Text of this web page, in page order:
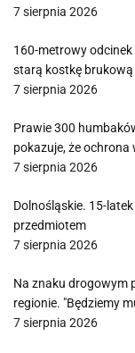
7 sierpnia 2026
160-metrowy
starą kostkę brukową
7 sierpnia 2026
Prawie 300
pokazuje, że ochrona
7 sierpnia 2026
Dolnośląskie. 15-
przedmiotem
7 sierpnia 2026
Na znaku drogowym
regionie. "Będziemy
7 sierpnia 2026